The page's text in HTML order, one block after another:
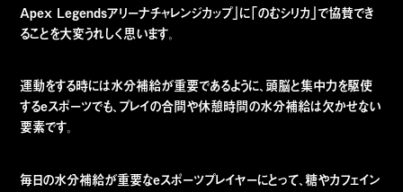
Apex Legendsアリーナチャレンジカップ」に「のむシリカ」で協賛でき
ることを大変うれしく思います。
運動をする時には水分補給が重要であるように、頭脳と集中力を駆使
するeスポーツでも、プレイの合間や休憩時間の水分補給は欠かせない
要素です。
毎日の水分補給が重要なeスポーツプレイヤーにとって、糖やカフェイン